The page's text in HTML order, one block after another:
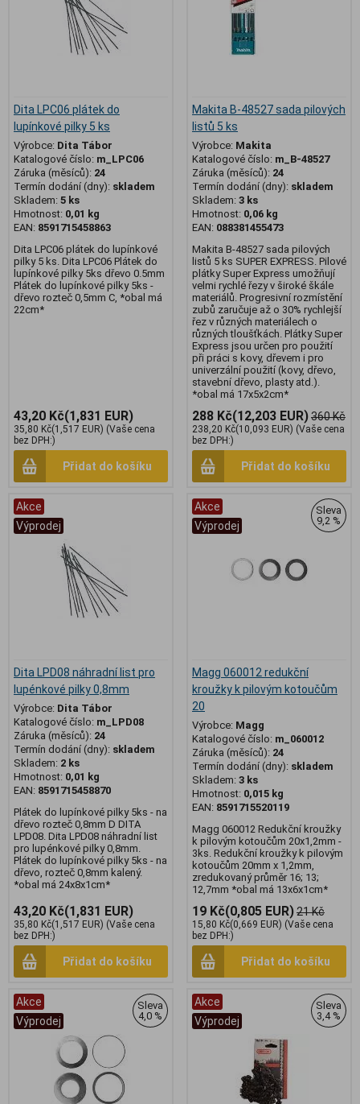
Dita LPC06 plátek do
lupínkové pilky 5 ks
Výrobce: Dita Tábor
Katalogové číslo: m_LPC06
Záruka (měsíců): 24
Termín dodání (dny): skladem
Skladem: 5 ks
Hmotnost: 0,01 kg
EAN: 8591715458863
Dita LPC06 plátek do lupínkové
pilky 5 ks. Dita LPC06 Plátek do
lupínkové pilky 5ks dřevo 0.5mm
Plátek do lupínkové pilky 5ks -
dřevo rozteč 0,5mm C, *obal má
22cm*
43,20 Kč(1,831 EUR)
35,80 Kč(1,517 EUR) (Vaše cena
bez DPH:)
Přidat do košíku
Makita B-48527 sada pilových
listů 5 ks
Výrobce: Makita
Katalogové číslo: m_B-48527
Záruka (měsíců): 24
Termín dodání (dny): skladem
Skladem: 3 ks
Hmotnost: 0,06 kg
EAN: 088381455473
Makita B-48527 sada pilových
listů 5 ks SUPER EXPRESS. Pilové
plátky Super Express umožňují
velmi rychlé řezy v široké škále
materiálů. Progresivní rozmístění
zubů zaručuje až o 30% rychlejší
řez v různých materiálech o
různých tloušťkách. Plátky Super
Express jsou určen pro použití
při práci s kovy, dřevem i pro
univerzální použití (kovy, dřevo,
stavební dřevo, plasty atd.).
*obal má 17x5x2cm*
288 Kč(12,203 EUR)360 Kč
238,20 Kč(10,093 EUR) (Vaše cena
bez DPH:)
Přidat do košíku
Akce
Výprodej
Dita LPD08 náhradní list pro
lupénkové pilky 0,8mm
Výrobce: Dita Tábor
Katalogové číslo: m_LPD08
Záruka (měsíců): 24
Termín dodání (dny): skladem
Skladem: 2 ks
Hmotnost: 0,01 kg
EAN: 8591715458870
Plátek do lupínkové pilky 5ks - na
dřevo rozteč 0,8mm D DITA
LPD08. Dita LPD08 náhradní list
pro lupénkové pilky 0,8mm.
Plátek do lupínkové pilky 5ks - na
dřevo, rozteč 0,8mm kalený.
*obal má 24x8x1cm*
43,20 Kč(1,831 EUR)
35,80 Kč(1,517 EUR) (Vaše cena
bez DPH:)
Přidat do košíku
Akce
Výprodej
Sleva
9,2 %
Magg 060012 redukční
kroužky k pilovým kotoučům
20
Výrobce: Magg
Katalogové číslo: m_060012
Záruka (měsíců): 24
Termín dodání (dny): skladem
Skladem: 3 ks
Hmotnost: 0,015 kg
EAN: 8591715520119
Magg 060012 Redukční kroužky
k pilovým kotoučům 20x1,2mm -
3ks. Redukční kroužky k pilovým
kotoučům 20mm x 1,2mm,
zredukovaný průměr 16; 13;
12,7mm *obal má 13x6x1cm*
19 Kč(0,805 EUR)21 Kč
15,80 Kč(0,669 EUR) (Vaše cena
bez DPH:)
Přidat do košíku
Akce
Výprodej
Sleva
4,0 %
Akce
Výprodej
Sleva
3,4 %